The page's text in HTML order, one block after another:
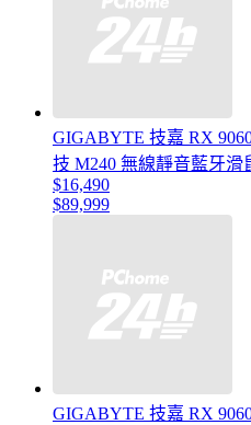
GIGABYTE 技嘉 RX
技 M240 無線靜音藍牙滑
$16,490
$89,999
GIGABYTE 技嘉 RX